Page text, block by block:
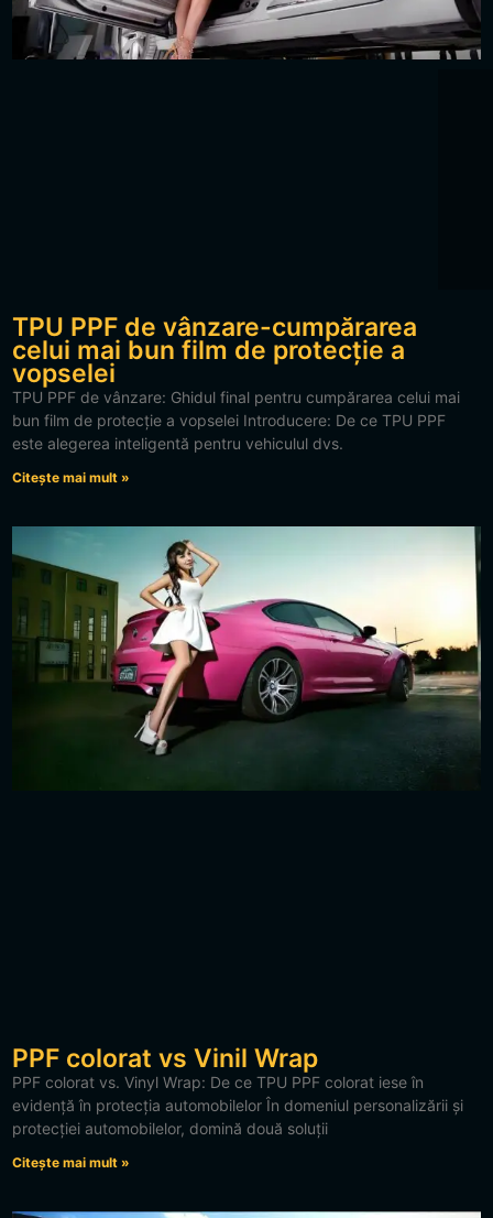
TPU PPF de vânzare-cumpărarea
celui mai bun film de protecție a
vopselei
TPU PPF de vânzare: Ghidul final pentru cumpărarea celui mai
bun film de protecție a vopselei Introducere: De ce TPU PPF
este alegerea inteligentă pentru vehiculul dvs.
Citește mai mult »
PPF colorat vs Vinil Wrap
PPF colorat vs. Vinyl Wrap: De ce TPU PPF colorat iese în
evidență în protecția automobilelor În domeniul personalizării și
protecției automobilelor, domină două soluții
Citește mai mult »